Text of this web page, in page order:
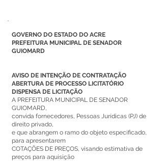
GOVERNO DO ESTADO DO ACRE
PREFEITURA MUNICIPAL DE SENADOR
GUIOMARD
AVISO DE INTENÇÃO DE CONTRATAÇÃO
ABERTURA DE PROCESSO LICITATÓRIO
DISPENSA DE LICITAÇÃO
A PREFEITURA MUNICIPAL DE SENADOR
GUIOMARD,
convida fornecedores, Pessoas Jurídicas (PJ) de
direito privado,
e que abrangem o ramo do objeto especificado,
para apresentarem
COTAÇÕES DE PREÇOS, visando estimativa de
preços para aquisição